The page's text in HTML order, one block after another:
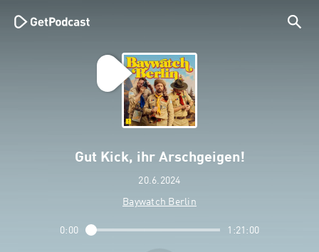
Gut Kick, ihr Arschgeigen!
20.6.2024
Baywatch Berlin
0:00 1:21:00